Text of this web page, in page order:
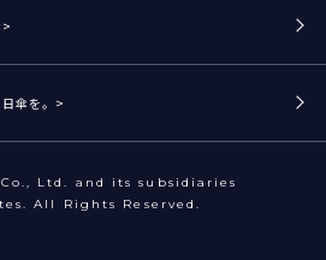
傘を。>
Co., Ltd. and its subsidiaries
All Rights Reserved.